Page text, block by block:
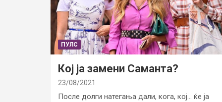
ПУЛС
Кој ја замени Саманта?
23/08/2021
После долги натегања дали, кога, кој… ќе ја